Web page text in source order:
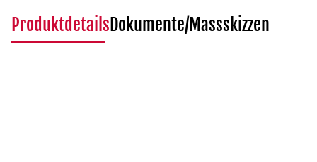
ProduktdetailsDokumente/Massskizzen